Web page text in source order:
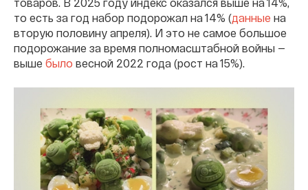
то есть за год набор подорожал на 14% (данные на
вторую половину апреля). И это не самое большое
подорожание за время полномасштабной войны —
выше было весной 2022 года (рост на 15%).